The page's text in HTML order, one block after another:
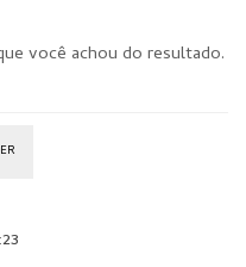
você achou do resultado.